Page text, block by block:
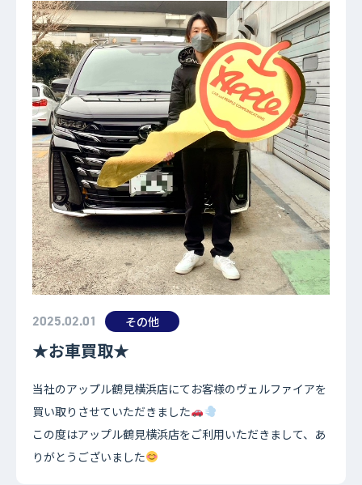
2025.02.01 その他
★お車買取★
当社のアップル鶴見横浜店にてお客様のヴェルファイアを
買い取りさせていただきました
この度はアップル鶴見横浜店をご利用いただきまして、あ
りがとうございました